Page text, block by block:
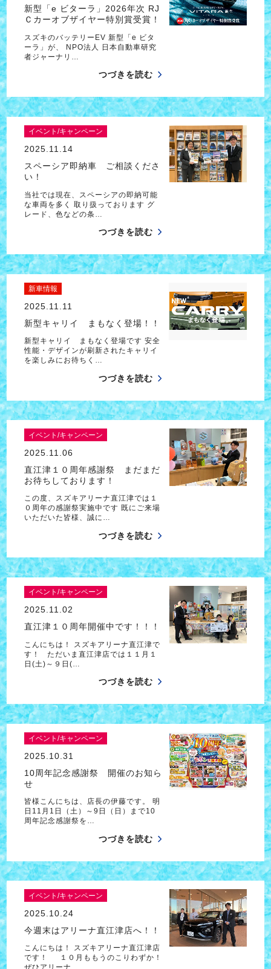
新型「e ビターラ」2026年次 RJ
Ｃカーオブザイヤー特別賞受賞！
スズキのバッテリーEV 新型「e ビタ
ーラ」が、 NPO法人 日本自動車研究
者ジャーナリ…
つづきを読む
イベント/キャンペーン
2025.11.14
スペーシア即納車 ご相談くださ
い！
当社では現在、スペーシアの即納可能
な車両を多く 取り扱っております グ
レード、色などの条…
つづきを読む
新車情報
2025.11.11
新型キャリイ まもなく登場！！
新型キャリイ まもなく登場です 安全
性能・デザインが刷新されたキャリイ
を楽しみにお待ちく…
つづきを読む
イベント/キャンペーン
2025.11.06
直江津１０周年感謝祭 まだまだ
お待ちしております！
この度、スズキアリーナ直江津では１
０周年の感謝祭実施中です 既にご来場
いただいた皆様、誠に…
つづきを読む
イベント/キャンペーン
2025.11.02
直江津１０周年開催中です！！！
こんにちは！ スズキアリーナ直江津で
す！ ただいま直江津店では１１月１
日(土)～９日(…
つづきを読む
イベント/キャンペーン
2025.10.31
10周年記念感謝祭 開催のお知ら
せ
皆様こんにちは、店長の伊藤です。 明
日11月1日（土）～9日（日）まで10
周年記念感謝祭を…
つづきを読む
イベント/キャンペーン
2025.10.24
今週末はアリーナ直江津店へ！！
こんにちは！ スズキアリーナ直江津店
です！ １０月ももうのこりわずか！